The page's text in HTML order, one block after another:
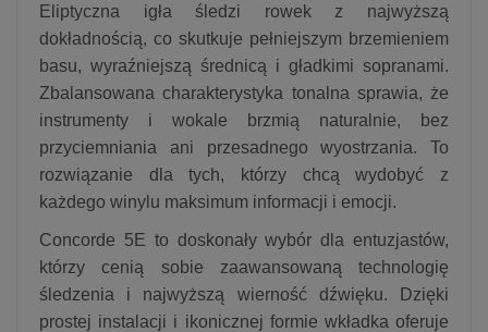
Eliptyczna igła śledzi rowek z najwyższą
dokładnością, co skutkuje pełniejszym brzemieniem
basu, wyraźniejszą średnicą i gładkimi sopranami.
Zbalansowana charakterystyka tonalna sprawia, że
instrumenty i wokale brzmią naturalnie, bez
przyciemniania ani przesadnego wyostrzania. To
rozwiązanie dla tych, którzy chcą wydobyć z
każdego winylu maksimum informacji i emocji.
Concorde 5E to doskonały wybór dla entuzjastów,
którzy cenią sobie zaawansowaną technologię
śledzenia i najwyższą wierność dźwięku. Dzięki
prostej instalacji i ikonicznej formie wkładka oferuje